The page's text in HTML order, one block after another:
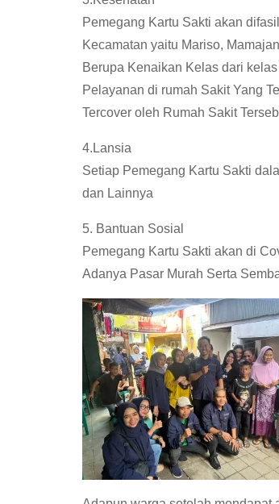
Pemegang Kartu Sakti akan
Kecamatan yaitu Mariso,
Berupa Kenaikan Kelas dari
Pelayanan di rumah Sakit Yang
Tercover oleh Rumah Sakit
4.Lansia
Setiap Pemegang Kartu Sakti
dan Lainnya
5. Bantuan Sosial
Pemegang Kartu Sakti akan di
Adanya Pasar Murah Serta